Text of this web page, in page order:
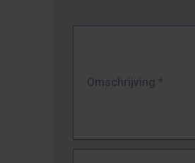
Omschrijving *